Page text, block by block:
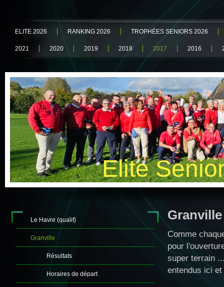
ELITE 2026 RANKING 2026 TROPHÉES SENIORS 2026
2021 2020 2019 2018 2017 2016
Elite
Le Havre (qualif)
Granville
Résultats
Horaires de départ
Comme
pour
super terrain
entendus ici